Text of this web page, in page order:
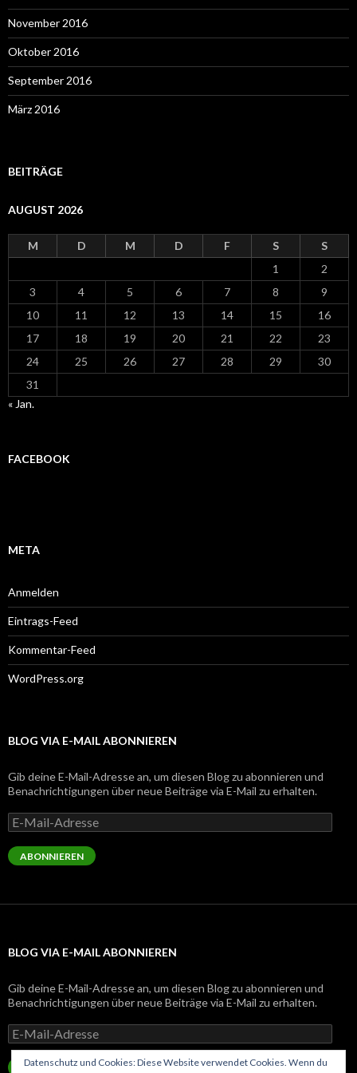
November 2016
Oktober 2016
September 2016
März 2016
BEITRÄGE
AUGUST 2026
M D M D F S
S
1
2
3
4 5 6 7 8
9
10
11 12 13 14 15
16
17
18 19 20 21 22
23
24
25 26 27 28 29
30
31
« Jan.
FACEBOOK
META
Anmelden
Eintrags-Feed
Kommentar-Feed
WordPress.org
BLOG VIA E-MAIL ABONNIEREN
Gib deine E-Mail-Adresse an, um diesen Blog zu abonnieren und
Benachrichtigungen über neue Beiträge via E-Mail zu erhalten.
E-
Mail-
Adresse
ABONNIEREN
BLOG VIA E-MAIL ABONNIEREN
Gib deine E-Mail-Adresse an, um diesen Blog zu abonnieren und
Benachrichtigungen über neue Beiträge via E-Mail zu erhalten.
E-
Mail-
Adresse
ABONNIEREN
Datenschutz und Cookies: Diese Website verwendet Cookies. Wenn du